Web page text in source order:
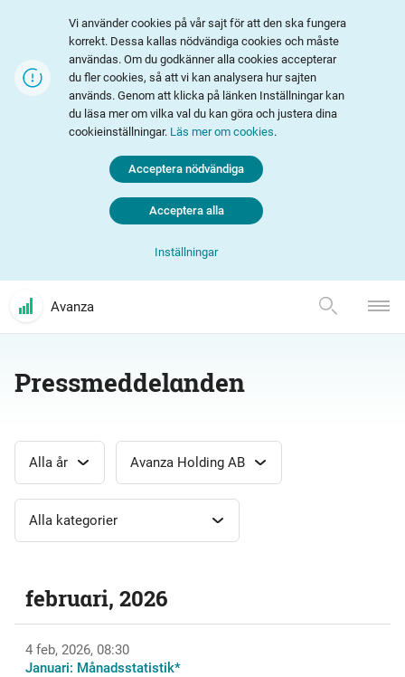
Vi använder cookies på vår sajt för att den ska fungera
korrekt. Dessa kallas nödvändiga cookies och måste
användas. Om du godkänner alla cookies accepterar
du fler cookies, så att vi kan analysera hur sajten
används. Genom att klicka på länken Inställningar kan
du läsa mer om vilka val du kan göra och justera dina
cookieinställningar. Läs mer om cookies.
Inställningar
Acceptera nödvändiga
Acceptera alla
Avanza
Pressmeddelanden
februari, 2026
4 feb, 2026, 08:30
Januari: Månadsstatistik*